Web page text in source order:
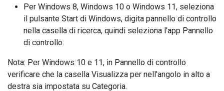
Per Windows 8, Windows 10 o Windows 11, seleziona
il pulsante Start di Windows, digita pannello di controllo
nella casella di ricerca, quindi seleziona l'app Pannello
di controllo.
Nota: Per Windows 10 e 11, in Pannello di controllo
verificare che la casella Visualizza per nell'angolo in alto a
destra sia impostata su Categoria.